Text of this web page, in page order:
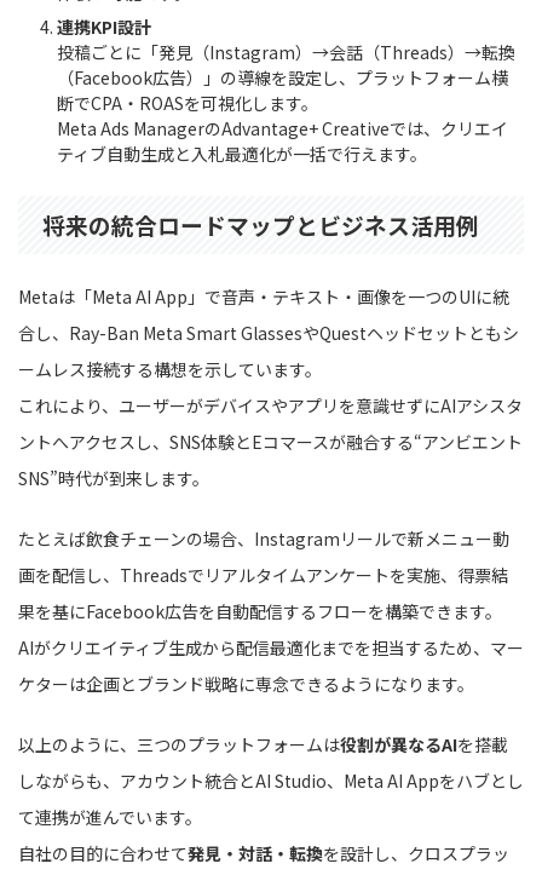
連携KPI設計
投稿ごとに「発見（Instagram）→会話（Threads）→転換
（Facebook広告）」の導線を設定し、プラットフォーム横
断でCPA・ROASを可視化します。
Meta Ads ManagerのAdvantage+ Creativeでは、クリエイ
ティブ自動生成と入札最適化が一括で行えます。
将来の統合ロードマップとビジネス活用例
Metaは「Meta AI App」で音声・テキスト・画像を一つのUIに統
合し、Ray-Ban Meta Smart GlassesやQuestヘッドセットともシ
ームレス接続する構想を示しています。
これにより、ユーザーがデバイスやアプリを意識せずにAIアシスタ
ントへアクセスし、SNS体験とEコマースが融合する“アンビエント
SNS”時代が到来します。
たとえば飲食チェーンの場合、Instagramリールで新メニュー動
画を配信し、Threadsでリアルタイムアンケートを実施、得票結
果を基にFacebook広告を自動配信するフローを構築できます。
AIがクリエイティブ生成から配信最適化までを担当するため、マー
ケターは企画とブランド戦略に専念できるようになります。
以上のように、三つのプラットフォームは役割が異なるAIを搭載
しながらも、アカウント統合とAI Studio、Meta AI Appをハブとし
て連携が進んでいます。
自社の目的に合わせて発見・対話・転換を設計し、クロスプラッ